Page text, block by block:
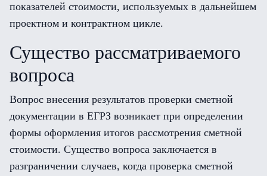
показателей стоимости, используемых в дальнейшем
проектном и контрактном цикле.
Существо рассматриваемого
вопроса
Вопрос внесения результатов проверки сметной
документации в ЕГРЗ возникает при определении
формы оформления итогов рассмотрения сметной
стоимости. Существо вопроса заключается в
разграничении случаев, когда проверка сметной